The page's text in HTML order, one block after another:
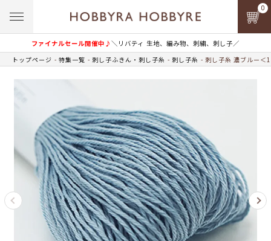
ファイナルセール開催中♪＼リバティ 生地、編み物、刺繍、刺し子／
0
トップページ 特集一覧 刺し子ふきん・刺し子糸 刺し子糸 刺し子糸 濃ブルー＜